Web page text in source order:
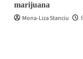
marijuana
Mona-Liza Stanciu